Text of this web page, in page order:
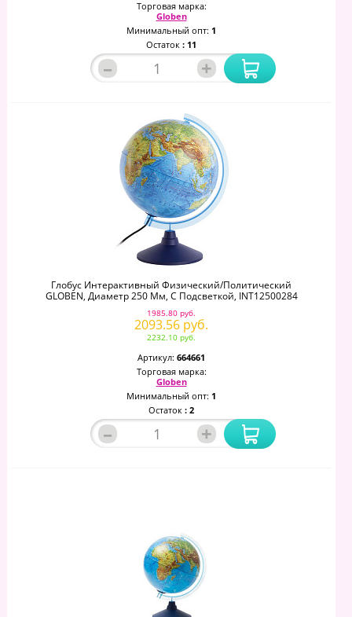
Торговая марка:
Globen
Минимальный опт: 1
Остаток : 11
– +
Глобус Интерактивный Физический/политический
GLOBEN, Диаметр 250 Мм, С Подсветкой, INT12500284
1985.80 руб.
2093.56 руб.
2232.10 руб.
Артикул: 664661
Торговая марка:
Globen
Минимальный опт: 1
Остаток : 2
– +